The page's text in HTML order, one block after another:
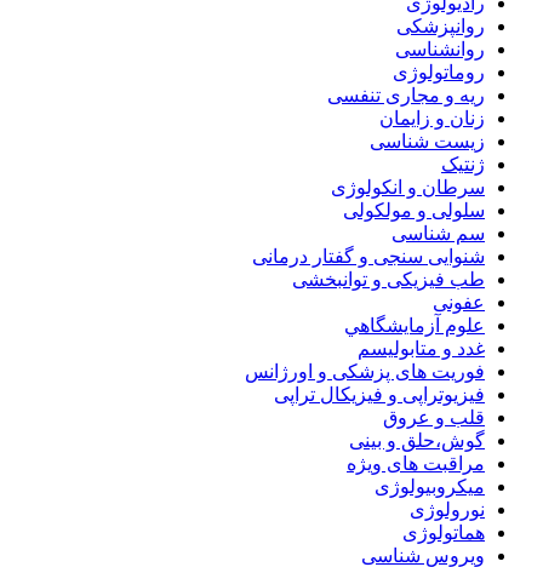
روانپزشکی
روانشناسی
روماتولوژی
ریه و مجاری تنفسی
زنان و زایمان
زیست شناسی
ژنتیک
سرطان و انکولوژی
سلولی و مولکولی
سم شناسی
شنوایی سنجی و گفتار درمانی
طب فیزیکی و توانبخشی
عفونی
علوم آزمايشگاهي
غدد و متابولیسم
فوریت های پزشکی و اورژانس
فیزیوتراپی و فیزیکال تراپی
قلب و عروق
گوش،حلق و بینی
مراقبت های ویژه
میکروبیولوژی
نورولوژی
هماتولوژی
ویروس شناسی